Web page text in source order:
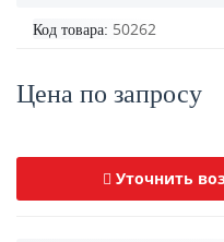
Код товара: 50262
Цена по запросу
Уточнить